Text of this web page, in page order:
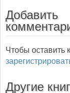
Добавить
Чтобы
Другие